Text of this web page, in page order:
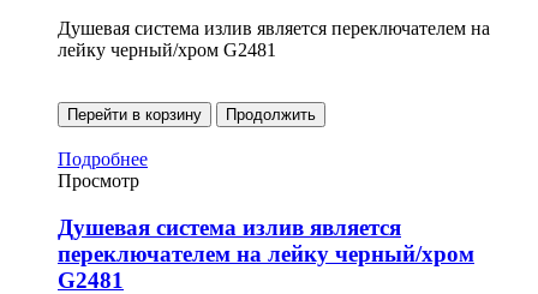
Душевая система излив является переключателем на
лейку черный/хром G2481
Перейти в корзину Продолжить
Подробнее
Просмотр
Душевая система излив является
переключателем на лейку черный/хром
G2481